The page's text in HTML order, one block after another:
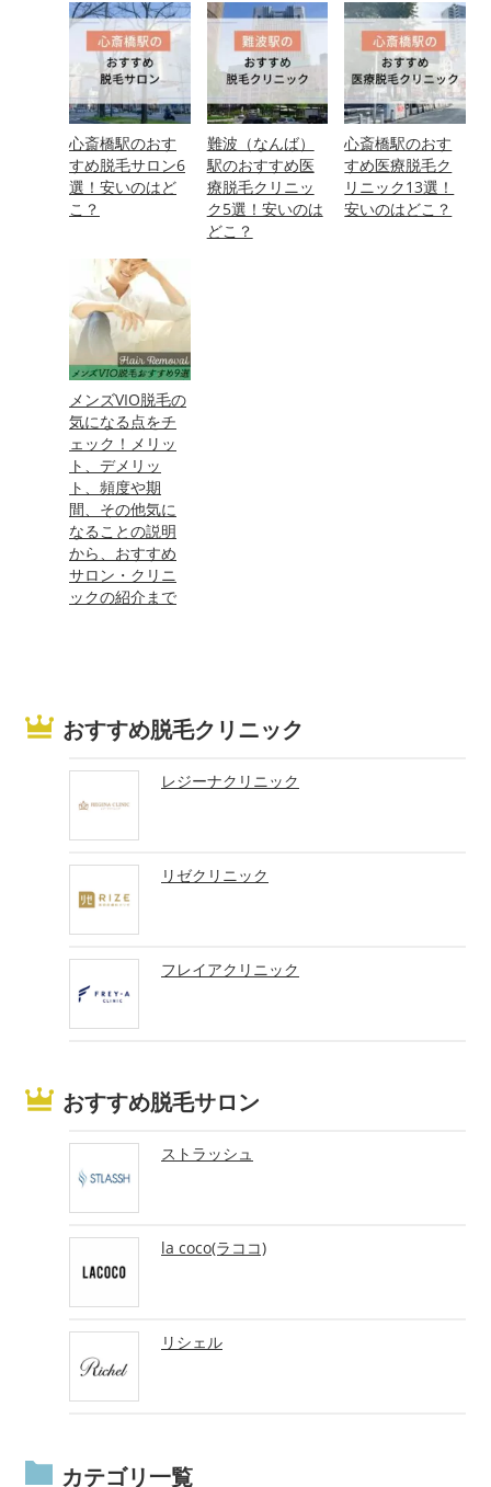
心斎橋駅のおす
すめ脱毛サロン6
選！安いのはど
こ？
難波（なんば）
駅のおすすめ医
療脱毛クリニッ
ク5選！安いのは
どこ？
心斎橋駅のおす
すめ医療脱毛ク
リニック13選！
安いのはどこ？
メンズVIO脱毛の
気になる点をチ
ェック！メリッ
ト、デメリッ
ト、頻度や期
間、その他気に
なることの説明
から、おすすめ
サロン・クリニ
ックの紹介まで
おすすめ脱毛クリニック
レジーナクリニック
リゼクリニック
フレイアクリニック
おすすめ脱毛サロン
ストラッシュ
la coco(ラココ)
リシェル
カテゴリ一覧